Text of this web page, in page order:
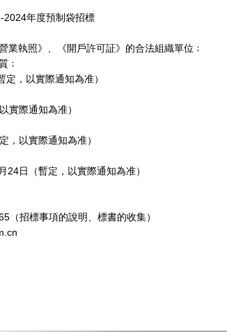
2024年度預制袋招標
業執照》、《開戶許可証》的合法組織單位﹔
﹔
，以實際通知為准）
實際通知為准）
，以實際通知為准）
日（暫定，以實際通知為准）
招標事項的說明、標書的收集）